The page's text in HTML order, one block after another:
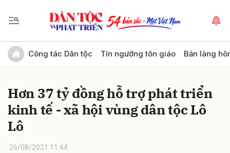
Công tác Dân tộc Tín ngưỡng tôn giáo Bản làng
Hơn 37 tỷ đồng hỗ trợ phát triển
kinh tế - xã hội vùng dân tộc Lô
Lô
26/08/2021 11:44
Gửi bình luận